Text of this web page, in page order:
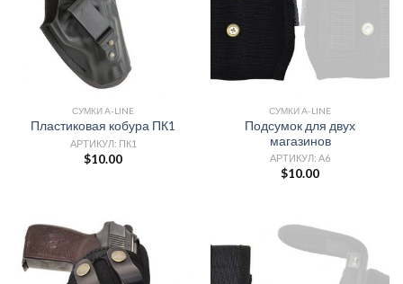
СУМКИ A-LINE
Пластиковая кобура ПК1
АРТИКУЛ: ПК1
$10.00
СУМКИ A-LINE
Подсумок для двух
магазинов
АРТИКУЛ: А6
$10.00